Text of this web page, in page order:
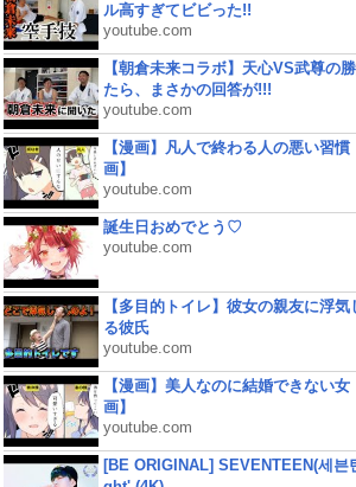
ル高すぎてビビった!!
youtube.com
【朝倉未来コラボ】天心VS武尊の
たら、まさかの回答が!!!
youtube.com
【漫画】凡人で終わる人の悪い習慣
画】
youtube.com
誕生日おめでとう♡
youtube.com
【多目的トイレ】彼女の親友に浮
る彼氏
youtube.com
【漫画】美人なのに結婚できない女
画】
youtube.com
[BE ORIGINAL] SEVENTEEN(세븐